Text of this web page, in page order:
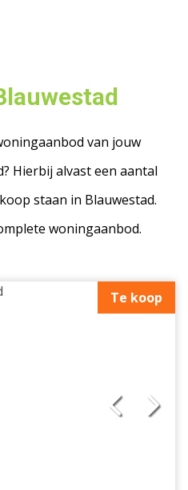
van jouw
Hierbij alvast een aantal
staan in Blauwestad.
woningaanbod.
Te koop